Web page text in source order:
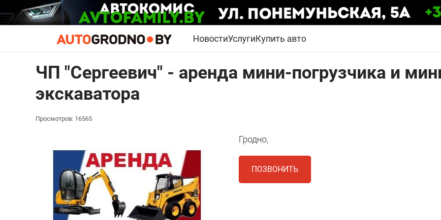
НовостиУслугиКупить авто
ЧП "Сергеевич" - аренда мини-погрузчика и
экскаватора
Просмотров: 16565
Гродно,
ПОЗВОНИТЬ